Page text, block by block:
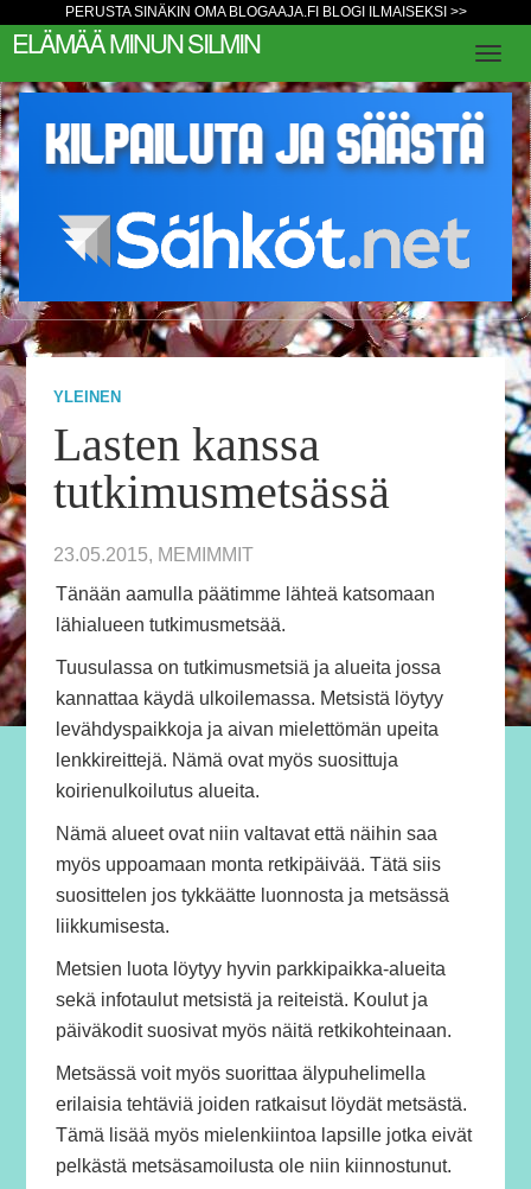
PERUSTA SINÄKIN OMA BLOGAAJA.FI BLOGI ILMAISEKSI >>
ELÄMÄÄ MINUN SILMIN
YLEINEN
Lasten kanssa
tutkimusmetsässä
23.05.2015, MEMIMMIT
Tänään aamulla päätimme lähteä katsomaan
lähialueen tutkimusmetsää.
Tuusulassa on tutkimusmetsiä ja alueita jossa
kannattaa käydä ulkoilemassa. Metsistä löytyy
levähdyspaikkoja ja aivan mielettömän upeita
lenkkireittejä. Nämä ovat myös suosittuja
koirienulkoilutus alueita.
Nämä alueet ovat niin valtavat että näihin saa
myös uppoamaan monta retkipäivää. Tätä siis
suosittelen jos tykkäätte luonnosta ja metsässä
liikkumisesta.
Metsien luota löytyy hyvin parkkipaikka-alueita
sekä infotaulut metsistä ja reiteistä. Koulut ja
päiväkodit suosivat myös näitä retkikohteinaan.
Metsässä voit myös suorittaa älypuhelimella
erilaisia tehtäviä joiden ratkaisut löydät metsästä.
Tämä lisää myös mielenkiintoa lapsille jotka eivät
pelkästä metsäsamoilusta ole niin kiinnostunut.